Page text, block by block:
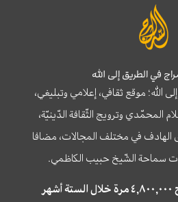
في الطريق إلى الله
الله؛ موقع ثقافي، إعلامي وتبليغي،
المحمّدي وترويج الثّقافة الدّينيّة،
في مختلف المجالات، مضافا
سماحة الشّيخ حبيب الكاظمي.
تمّت زيارة موقع سراج ٤,٨٠٠,٠٠٠ مرة خلال الستة أشهر